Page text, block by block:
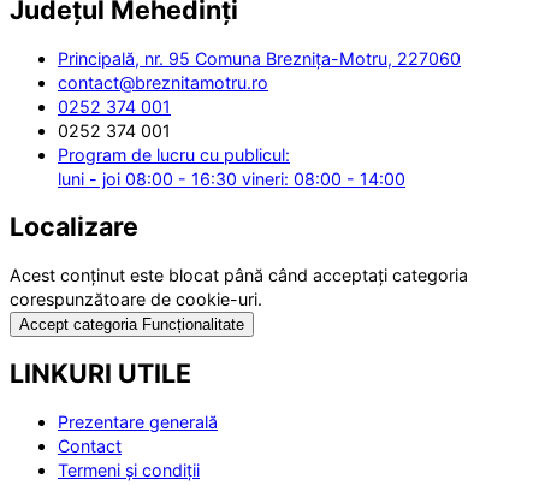
Județul Mehedinți
Principală, nr. 95 Comuna Breznița-Motru, 227060
contact@breznitamotru.ro
0252 374 001
0252 374 001
Program de lucru cu publicul:
luni - joi 08:00 - 16:30 vineri: 08:00 - 14:00
Localizare
Acest conținut este blocat până când acceptați categoria
corespunzătoare de cookie-uri.
Accept categoria Funcționalitate
LINKURI UTILE
Prezentare generală
Contact
Termeni și condiții